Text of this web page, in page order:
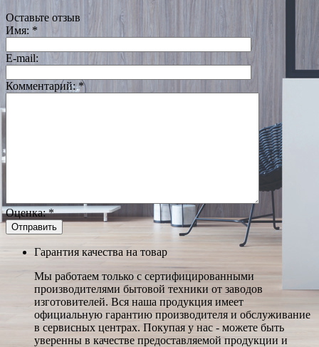
Оставьте отзыв
Имя: *
E-mail:
Комментарий:*
Оценка:*
Гарантия качества на товар
Мы работаем только с сертифицированными
производителями бытовой техники от заводов
изготовителей. Вся наша продукция имеет
официальную гарантию производителя и обслуживание
в сервисных центрах. Покупая у нас - можете быть
уверенны в качестве предоставляемой продукции и